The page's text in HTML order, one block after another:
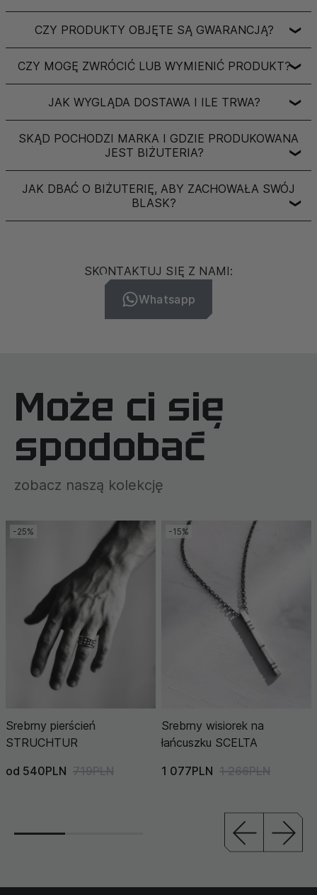
CZY PRODUKTY OBJĘTE SĄ GWARANCJĄ? ❯
CZY MOGĘ ZWRÓCIĆ LUB WYMIENIĆ PRODUKT?❯
JAK WYGLĄDA DOSTAWA I ILE TRWA? ❯
SKĄD POCHODZI MARKA I GDZIE PRODUKOWANA
JEST BIŻUTERIA?
❯
JAK DBAĆ O BIŻUTERIĘ, ABY ZACHOWAŁA SWÓJ
BLASK?
❯
SKONTAKTUJ SIĘ Z NAMI:
Whatsapp
Może ci się
spodobać
zobacz naszą kolekcję
-25%
Srebrny pierścień
STRUCHTUR
od 540PLN 719PLN
-15%
Srebrny wisiorek na
łańcuszku SCELTA
1 077PLN 1 266PLN